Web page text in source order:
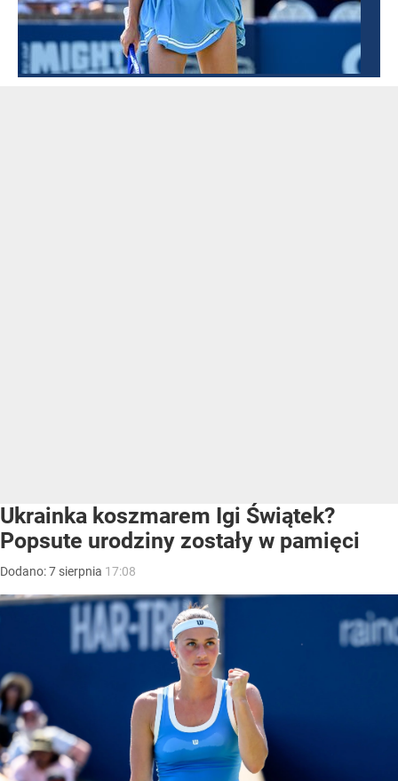
Ukrainka koszmarem Igi Świątek?
Popsute urodziny zostały w pamięci
Dodano:7 sierpnia 17:08